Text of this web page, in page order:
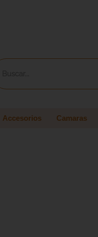
Accesorios Camaras